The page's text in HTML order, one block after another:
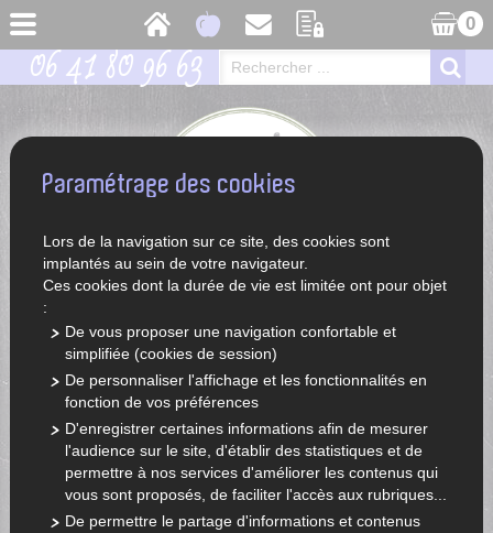
0
06 41 80 96 63
ACCUEIL LÉGUMES ET FRUITS DE SAISON
Paramétrage des cookies
Lors de la navigation sur ce site, des cookies sont
implantés au sein de votre navigateur.
Ces cookies dont la durée de vie est limitée ont pour objet
:
De vous proposer une navigation confortable et
simplifiée (cookies de session)
De personnaliser l'affichage et les fonctionnalités en
fonction de vos préférences
D'enregistrer certaines informations afin de mesurer
l'audience sur le site, d'établir des statistiques et de
permettre à nos services d'améliorer les contenus qui
vous sont proposés, de faciliter l'accès aux rubriques...
De permettre le partage d'informations et contenus